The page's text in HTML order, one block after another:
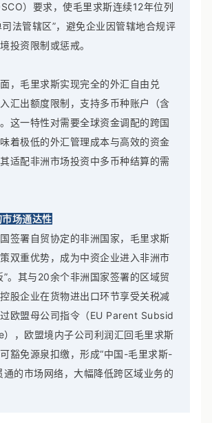
）要求，使毛里求斯连续12年位列
司法管辖区”，避免企业因管辖地合规评
投资限制或惩戒。
，毛里求斯实现完全的外汇自由兑
汇出额度限制，支持多币种账户（含
这一特性对需要全球资金调配的跨国
着极低的外汇管理成本与高效的资金
适配非洲市场投资中多币种结算的需
场通达性
签署自贸协定的非洲国家，毛里求斯
双重优势，成为中资企业进入非洲市
”。其与20余个非洲国家签署的区域贸
股企业在货物进出口环节享受关税减
欧盟母公司指令（EU Parent Subsid
，欧盟境内子公司利润汇回毛里求斯
豁免源泉扣缴，形成“中国-毛里求斯-
通的市场网络，大幅降低跨区域业务的